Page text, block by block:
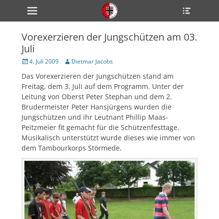
zum
Inhalt
Primärmenü
Vorexerzieren der Jungschützen am 03.
Juli
Veröffentlicht
4. Juli 2009 Author
Dietmar Jacobs
Das Vorexerzieren der Jungschützen stand am
Freitag, dem 3. Juli auf dem Programm. Unter der
Leitung von Oberst Peter Stephan und dem 2.
Brudermeister Peter Hansjürgens wurden die
Jungschützen und ihr Leutnant Phillip Maas-
Peitzmeier fit gemacht für die Schützenfesttage.
Musikalisch unterstützt wurde dieses wie immer von
dem Tambourkorps Störmede.